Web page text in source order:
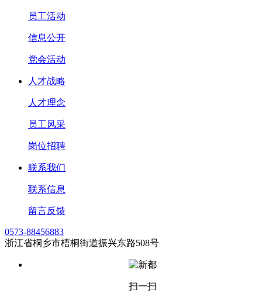
员工活动
信息公开
党会活动
人才战略
人才理念
员工风采
岗位招聘
联系我们
联系信息
留言反馈
0573-88456883
浙江省桐乡市梧桐街道振兴东路508号
扫一扫